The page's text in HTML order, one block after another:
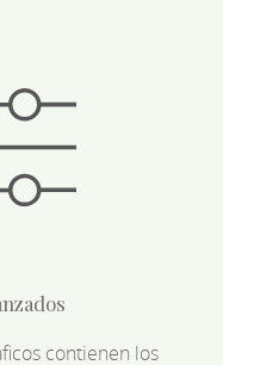
contienen los